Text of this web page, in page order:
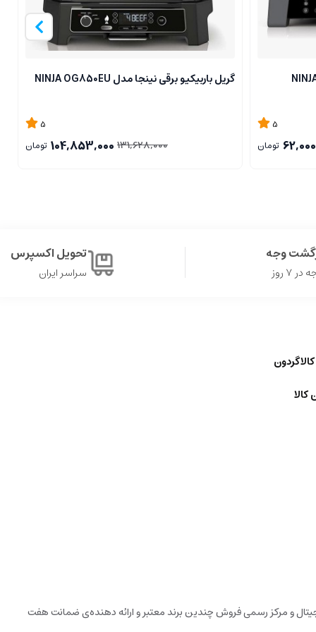
5
تومان
گریل باربیکیو برقی نینجا مدل NINJA OG850EU
5
131,628,000
104,853,000 تومان
وجه
۷ روز
تحویل اکسپرس
سراسر ایران
کالا
و مرکز رسمی فروش چندین برند معتبر و ارائه دهنده‌ی ضمانت هفت